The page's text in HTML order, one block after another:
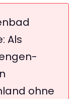
Als
ohne